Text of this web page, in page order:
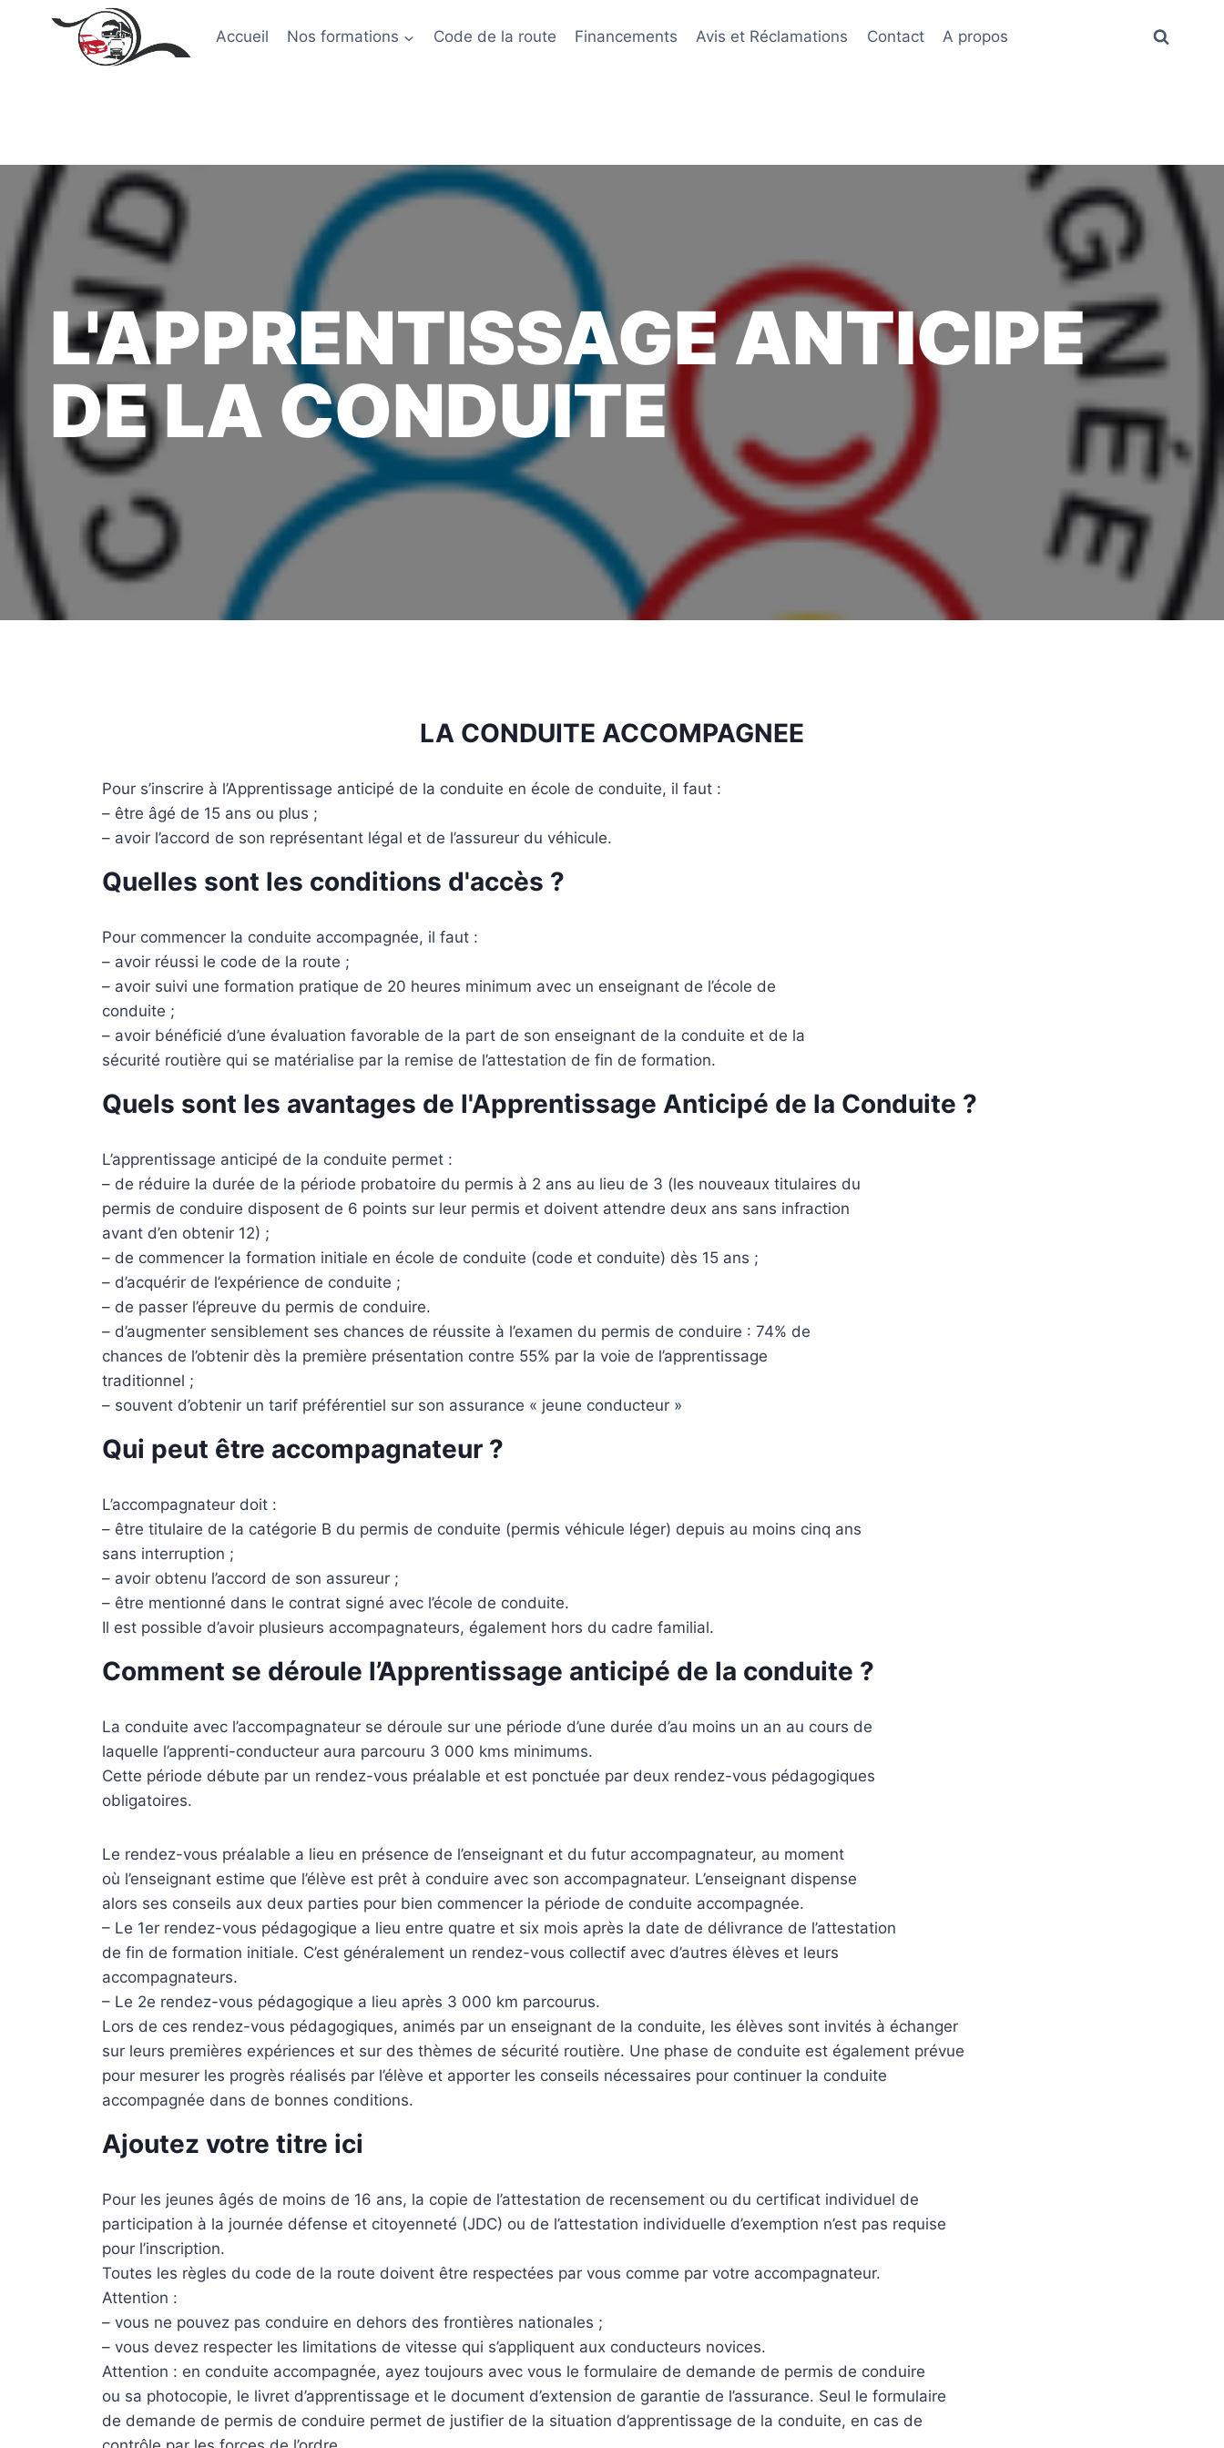
Accueil Nos formations Code de la route Financements Avis et Réclamations Contact A propos
L'APPRENTISSAGE ANTICIPE
DE LA CONDUITE
LA CONDUITE ACCOMPAGNEE
Pour s’inscrire à l’Apprentissage anticipé de la conduite en école de conduite, il faut :
– être âgé de 15 ans ou plus ;
– avoir l’accord de son représentant légal et de l’assureur du véhicule.
Quelles sont les conditions d'accès ?
Pour commencer la conduite accompagnée, il faut :
– avoir réussi le code de la route ;
– avoir suivi une formation pratique de 20 heures minimum avec un enseignant de l’école de
conduite ;
– avoir bénéficié d’une évaluation favorable de la part de son enseignant de la conduite et de la
sécurité routière qui se matérialise par la remise de l’attestation de fin de formation.
Quels sont les avantages de l'Apprentissage Anticipé de la Conduite ?
L’apprentissage anticipé de la conduite permet :
– de réduire la durée de la période probatoire du permis à 2 ans au lieu de 3 (les nouveaux titulaires du
permis de conduire disposent de 6 points sur leur permis et doivent attendre deux ans sans infraction
avant d’en obtenir 12) ;
– de commencer la formation initiale en école de conduite (code et conduite) dès 15 ans ;
– d’acquérir de l’expérience de conduite ;
– de passer l’épreuve du permis de conduire.
– d’augmenter sensiblement ses chances de réussite à l’examen du permis de conduire : 74% de
chances de l’obtenir dès la première présentation contre 55% par la voie de l’apprentissage
traditionnel ;
– souvent d’obtenir un tarif préférentiel sur son assurance « jeune conducteur »
Qui peut être accompagnateur ?
L’accompagnateur doit :
– être titulaire de la catégorie B du permis de conduite (permis véhicule léger) depuis au moins cinq ans
sans interruption ;
– avoir obtenu l’accord de son assureur ;
– être mentionné dans le contrat signé avec l’école de conduite.
Il est possible d’avoir plusieurs accompagnateurs, également hors du cadre familial.
Comment se déroule l’Apprentissage anticipé de la conduite ?
La conduite avec l’accompagnateur se déroule sur une période d’une durée d’au moins un an au cours de
laquelle l’apprenti-conducteur aura parcouru 3 000 kms minimums.
Cette période débute par un rendez-vous préalable et est ponctuée par deux rendez-vous pédagogiques
obligatoires.
Le rendez-vous préalable a lieu en présence de l’enseignant et du futur accompagnateur, au moment
où l’enseignant estime que l’élève est prêt à conduire avec son accompagnateur. L’enseignant dispense
alors ses conseils aux deux parties pour bien commencer la période de conduite accompagnée.
– Le 1er rendez-vous pédagogique a lieu entre quatre et six mois après la date de délivrance de l’attestation
de fin de formation initiale. C’est généralement un rendez-vous collectif avec d’autres élèves et leurs
accompagnateurs.
– Le 2e rendez-vous pédagogique a lieu après 3 000 km parcourus.
Lors de ces rendez-vous pédagogiques, animés par un enseignant de la conduite, les élèves sont invités à échanger
sur leurs premières expériences et sur des thèmes de sécurité routière. Une phase de conduite est également prévue
pour mesurer les progrès réalisés par l’élève et apporter les conseils nécessaires pour continuer la conduite
accompagnée dans de bonnes conditions.
Ajoutez votre titre ici
Pour les jeunes âgés de moins de 16 ans, la copie de l’attestation de recensement ou du certificat individuel de
participation à la journée défense et citoyenneté (JDC) ou de l’attestation individuelle d’exemption n’est pas requise
pour l’inscription.
Toutes les règles du code de la route doivent être respectées par vous comme par votre accompagnateur.
Attention :
– vous ne pouvez pas conduire en dehors des frontières nationales ;
– vous devez respecter les limitations de vitesse qui s’appliquent aux conducteurs novices.
Attention : en conduite accompagnée, ayez toujours avec vous le formulaire de demande de permis de conduire
ou sa photocopie, le livret d’apprentissage et le document d’extension de garantie de l’assurance. Seul le formulaire
de demande de permis de conduire permet de justifier de la situation d’apprentissage de la conduite, en cas de